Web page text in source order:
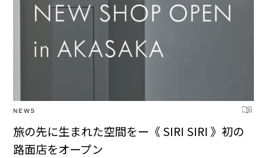
NEWS
旅の先に生まれた空間をー《 SIRI SIRI 》初の
路面店をオープン